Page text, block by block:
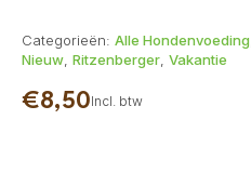
Categorieën: Alle Hondenvoeding
Nieuw Ritzenberger Vakantie
€8,50Incl. btw